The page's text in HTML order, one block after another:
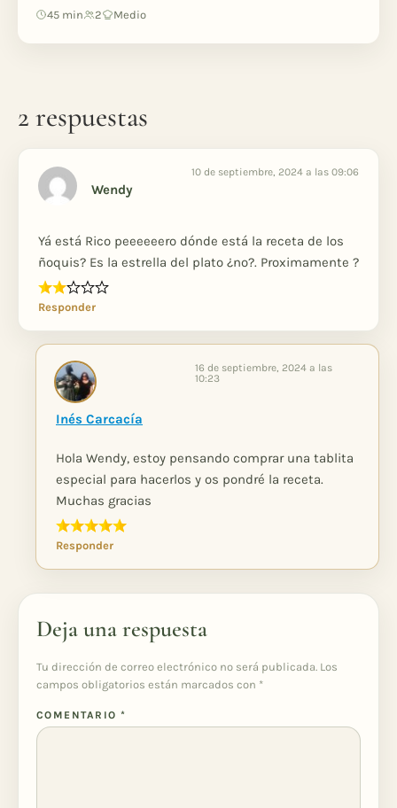
45 min 2 Medio
2 respuestas
Wendy
10 de septiembre, 2024 a las 09:06
Yá está Rico peeeeeero dónde está la receta de los
ñoquis? Es la estrella del plato ¿no?. Proximamente ?
Responder
Inés Carcacía
16 de septiembre, 2024 a las
10:23
Hola Wendy, estoy pensando comprar una tablita
especial para hacerlos y os pondré la receta.
Muchas gracias
Responder
Deja una respuesta
Tu dirección de correo electrónico no será publicada. Los
campos obligatorios están marcados con *
COMENTARIO *